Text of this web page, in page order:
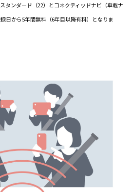
ンダード（22）とコネクティッドナビ（車載ナ
日から5年間無料（6年目以降有料）となりま